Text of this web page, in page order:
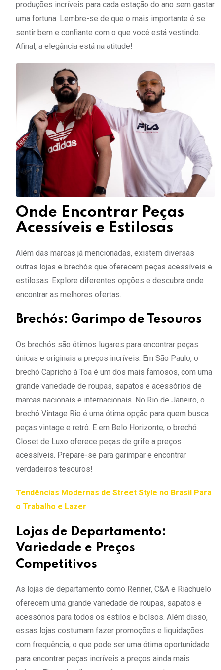
produções incríveis para cada estação do ano sem gastar
uma fortuna. Lembre-se de que o mais importante é se
sentir bem e confiante com o que você está vestindo.
Afinal, a elegância está na atitude!
Onde Encontrar Peças
Acessíveis e Estilosas
Além das marcas já mencionadas, existem diversas
outras lojas e brechós que oferecem peças acessíveis e
estilosas. Explore diferentes opções e descubra onde
encontrar as melhores ofertas.
Brechós: Garimpo de Tesouros
Os brechós são ótimos lugares para encontrar peças
únicas e originais a preços incríveis. Em São Paulo, o
brechó Capricho à Toa é um dos mais famosos, com uma
grande variedade de roupas, sapatos e acessórios de
marcas nacionais e internacionais. No Rio de Janeiro, o
brechó Vintage Rio é uma ótima opção para quem busca
peças vintage e retrô. E em Belo Horizonte, o brechó
Closet de Luxo oferece peças de grife a preços
acessíveis. Prepare-se para garimpar e encontrar
verdadeiros tesouros!
Tendências Modernas de Street Style no Brasil Para
o Trabalho e Lazer
Lojas de Departamento:
Variedade e Preços
Competitivos
As lojas de departamento como Renner, C&A e Riachuelo
oferecem uma grande variedade de roupas, sapatos e
acessórios para todos os estilos e bolsos. Além disso,
essas lojas costumam fazer promoções e liquidações
com frequência, o que pode ser uma ótima oportunidade
para encontrar peças incríveis a preços ainda mais